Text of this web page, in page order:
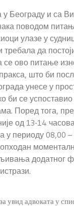
Београду и са
поводом
улазе у
да
ово питање
што би
унесе у
би се
Поред тога,
од 13-14
периоду 08,00
додатног
увид адвоката у